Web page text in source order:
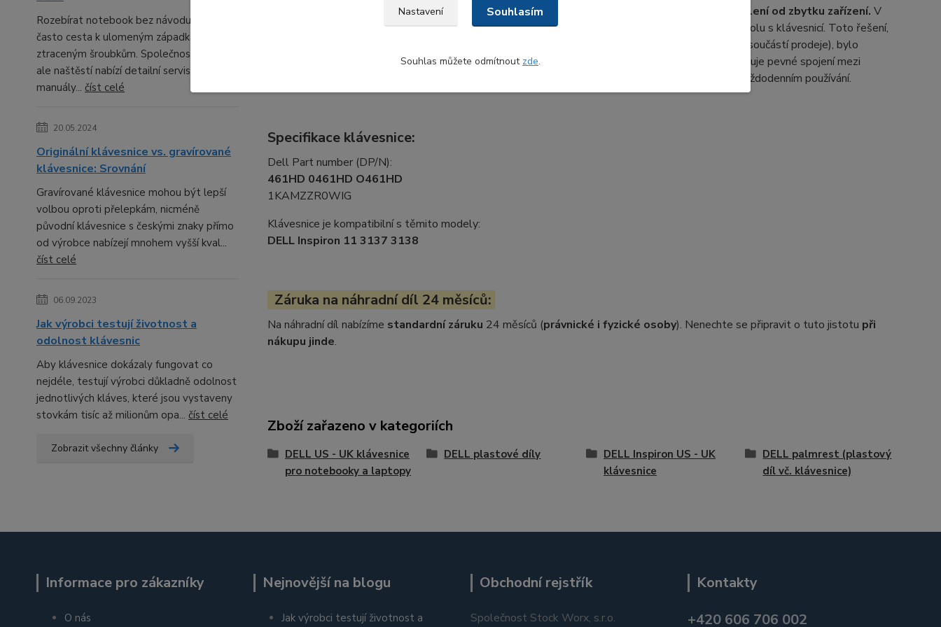
Rozebírat notebook bez návodu bývá
často cesta k ulomeným západkám a
ztraceným šroubkům. Společnost DELL
ale naštěstí nabízí detailní servisní
manuály... číst celé
20.05.2024
Originální klávesnice vs. gravírované
klávesnice: Srovnání
Gravírované klávesnice mohou být lepší
volbou oproti přelepkám, nicméně
původní klávesnice s českými znaky přímo
od výrobce nabízejí mnohem vyšší kval...
číst celé
06.09.2023
Jak výrobci testují životnost a
odolnost klávesnic
Aby klávesnice dokázaly fungovat co
nejdéle, testují výrobci důkladně odolnost
jednotlivých kláves, které jsou vystaveny
stovkám tisíc až milionům opa... číst celé
Zobrazit všechny články
Klávesnice je pevně uchycena k plastovému rámu pomocí nýtů, což brání jejímu oddělení od zbytku zařízení. V
případě, že dojde k porušeDELL klavesnice, je tedy nezbytné vyměnit celý horní díl (palmrest) spolu s klávesnicí. Toto řešení,
které tvoří kompletní horní část s integrovanou klávesnicí a spodní servisní panel (spodní kryt, není součástí prodeje), bylo
navrženo s ohledem na zvýšení robustnosti a odolnosti samotného laptopu. Daná konstrukce zajišťuje pevné spojení mezi
klávesnicí a zbytkem zařízení, což přispívá k celkové spolehlivosti notebooku i při jeho náročném každodenním používání.
Specifikace klávesnice:
Dell Part number (DP/N):
461HD 0461HD O461HD
1KAMZZR0WIG
Klávesnice je kompatibilní s těmito modely:
DELL Inspiron 11 3137 3138
Záruka na náhradní díl 24 měsíců:
Na náhradní díl nabízíme standardní záruku 24 měsíců (právnické i fyzické osoby). Nenechte se připravit o tuto jistotu při
nákupu jinde.
Zboží zařazeno v kategoriích
DELL US - UK klávesnice
pro notebooky a laptopy
DELL plastové díly
DELL Inspiron US - UK
klávesnice
DELL palmrest (plastový
díl vč. klávesnice)
Informace pro zákazníky
O nás
Nejnovější na blogu
Jak výrobci testují životnost a
Obchodní rejstřík
Společnost Stock Worx, s.r.o.
Kontakty
+420 606 706 002
Nastavení Souhlasím
Souhlas můžete odmítnout zde.